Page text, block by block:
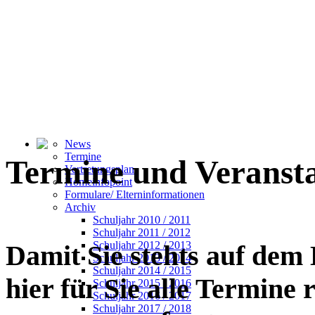
News
Termine
Vertretungsplan
Homeinfopoint
Formulare/ Elterninformationen
Archiv
Schuljahr 2010 / 2011
Schuljahr 2011 / 2012
Schuljahr 2012 / 2013
Schuljahr 2013 / 2014
Schuljahr 2014 / 2015
Schuljahr 2015 / 2016
Schuljahr 2016 / 2017
Schuljahr 2017 / 2018
Termine und
Damit Sie stehts auf
hier für Sie alle Termine